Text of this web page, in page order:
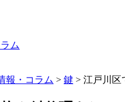
ム
報・コラム > 鍵 > 江戸川区